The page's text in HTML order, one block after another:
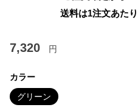
送料は1注文あたり
7,320 円
カラー
グリーン